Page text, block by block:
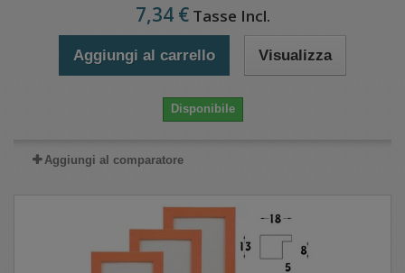
7,34 € Tasse Incl.
Aggiungi al carrello Visualizza
Disponibile
Aggiungi al comparatore